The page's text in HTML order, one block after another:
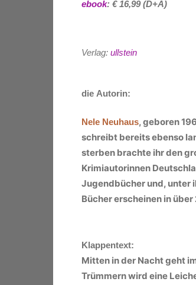
ebook: € 16,99(D+A)
Verlag: ullstein
die Autorin:
Nele Neuhaus, geboren
schreibt bereits ebenso
sterben brachte ihr den
Krimiautorinnen
Jugendbücher und, unter
Bücher erscheinen in über
Klappentext:
Mitten in der Nacht geht
Trümmern wird eine